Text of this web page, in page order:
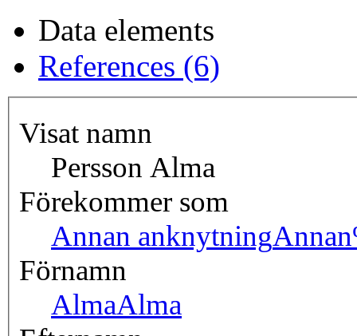
Data elements
References (6)
Visat namn
Persson Alma
Förekommer som
Annan anknytning
Förnamn
AlmaAlma